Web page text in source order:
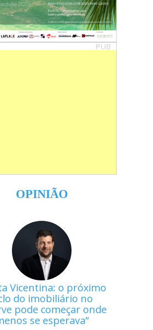
PUB
OPINIÃO
Vicentina: o próximo
do imobiliário no
pode começar onde
se esperava